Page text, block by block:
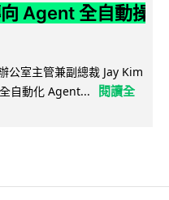
Agent 全自動操
公室主管兼副總裁 Jay Kim
自動化 Agent...
閱讀全